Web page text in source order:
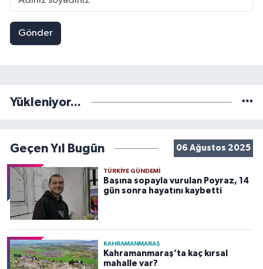
Gönder
Yükleniyor...
Geçen Yıl Bugün 06 Ağustos 2025
TÜRKIYE GÜNDEMI
Başına sopayla vurulan Poyraz, 14
gün sonra hayatını kaybetti
KAHRAMANMARAŞ
Kahramanmaraş’ta kaç kırsal
mahalle var?